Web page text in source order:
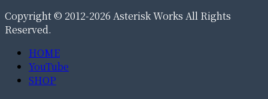
Copyright © 2012-2026 Asterisk Works All Rights
Reserved.
HOME
YouTube
SHOP